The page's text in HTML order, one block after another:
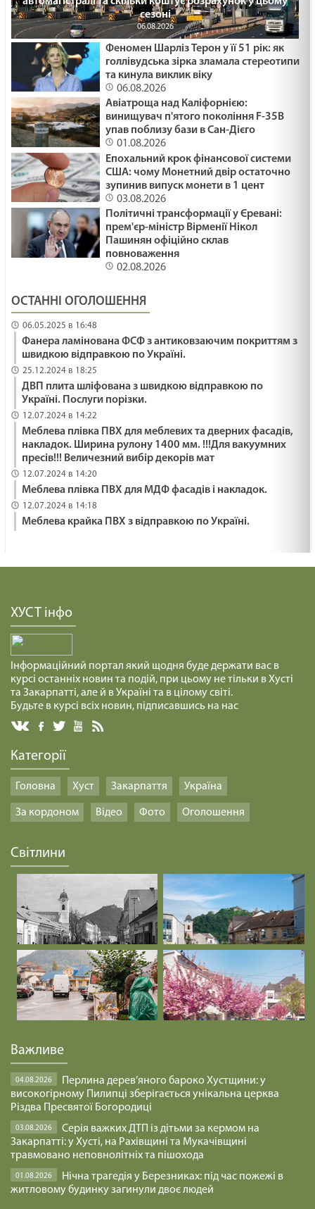
сезоні
06.08.2026
Феномен Шарліз Терон у її 51 рік: як
голлівудська зірка зламала стереотипи
та кинула виклик віку
06.08.2026
Авіатроща над Каліфорнією:
винищувач п'ятого покоління F-35B
упав поблизу бази в Сан-Дієго
01.08.2026
Епохальний крок фінансової системи
США: чому Монетний двір остаточно
зупинив випуск монети в 1 цент
03.08.2026
Політичні трансформації у Єревані:
прем'єр-міністр Вірменії Нікол
Пашинян офіційно склав
повноваження
02.08.2026
ОСТАННІ ОГОЛОШЕННЯ
06.05.2025 в 16:48
Фанера ламінована ФСФ з антиковзаючим покриттям з
швидкою відправкою по Україні.
25.12.2024 в 18:25
ДВП плита шліфована з швидкою відправкою по
Україні. Послуги порізки.
12.07.2024 в 14:22
Меблева плівка ПВХ для меблевих та дверних фасадів,
накладок. Ширина рулону 1400 мм. !!!Для вакуумних
пресів!!! Величезний вибір декорів мат
12.07.2024 в 14:20
Меблева плівка ПВХ для МДФ фасадів і накладок.
12.07.2024 в 14:18
Меблева крайка ПВХ з відправкою по Україні.
ХУСТ інфо
Інформаційний портал який щодня буде держати вас в
курсі останніх новин та подій, при цьому не тільки в Хусті
та Закарпатті, але й в Україні та в цілому світі.
Будьте в курсі всіх новин, підписавшись на нас
Категорії
Головна Хуст Закарпаття Україна
За кордоном Відео Фото Оголошення
Світлини
Важливе
04.08.2026
Перлина дерев’яного бароко Хустщини: у
високогірному Пилипці зберігається унікальна церква
Різдва Пресвятої Богородиці
03.08.2026
Серія важких ДТП із дітьми за кермом на
Закарпатті: у Хусті, на Рахівщині та Мукачівщині
травмовано неповнолітніх та пішохода
01.08.2026
Нічна трагедія у Березниках: під час пожежі в
житловому будинку загинули двоє людей